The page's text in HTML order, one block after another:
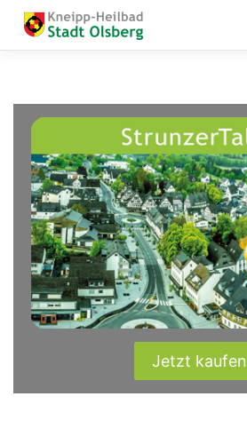
content
Jetzt kaufen